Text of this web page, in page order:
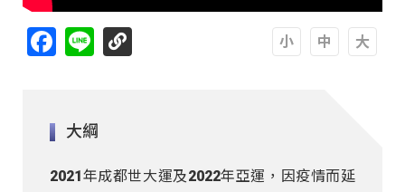
Facebook
Line
大綱
2021年成都世大運及2022年亞運，因疫情而延